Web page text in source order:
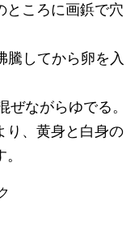
ところに画鋲で穴
騰してから卵を入
ながらゆでる。
り、黄身と白身の